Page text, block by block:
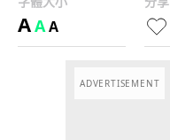
AAA
ADVERTISEMENT